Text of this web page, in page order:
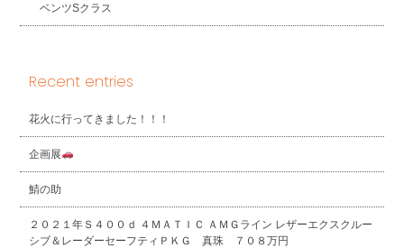
ベンツSクラス
Recent entries
花火に行ってきました！！！
企画展
鯖の助
２０２１年Ｓ４００ｄ ４ＭＡＴＩＣ ＡＭＧライン レザーエクスクルー
シブ＆レーダーセーフティＰＫＧ 真珠 ７０８万円